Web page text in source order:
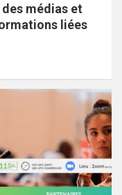
médias et
liées